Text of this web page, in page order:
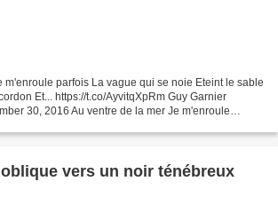
m'enroule parfois La vague qui se noie Eteint le sable
Et... https://t.co/AyvitqXpRm Guy Garnier
30, 2016 Au ventre de la mer Je m'enroule
vers un noir ténébreux